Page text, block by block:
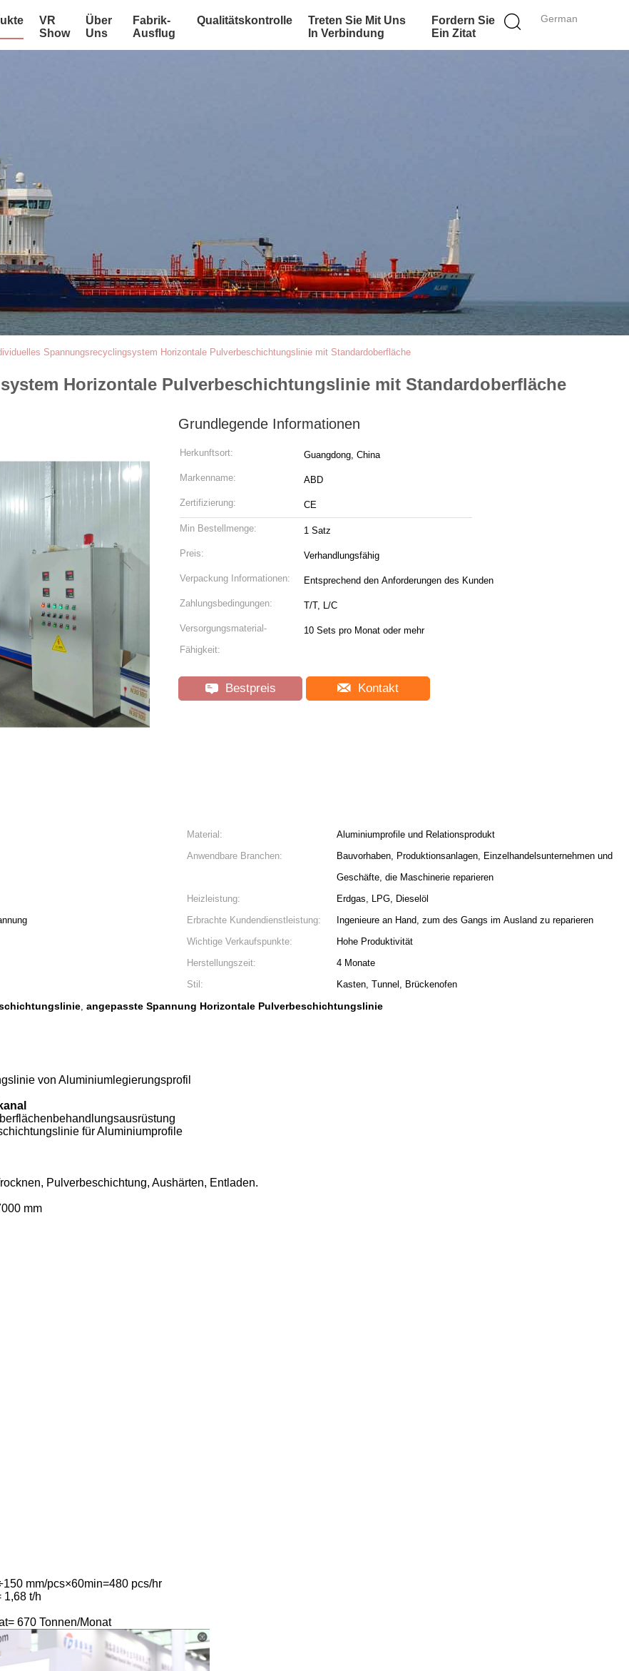
German
VR
Show
Über
Uns
Fabrik-
Ausflug
Qualitätskontrolle
Treten Sie Mit Uns
In Verbindung
Fordern Sie
Ein Zitat
Spannungsrecyclingsystem Horizontale Pulverbeschichtungslinie mit Standardoberfläche
Horizontale Pulverbeschichtungslinie mit Standardoberfläche
Grundlegende Informationen
Herkunftsort: Guangdong, China
Markenname: ABD
Zertifizierung: CE
Min Bestellmenge: 1 Satz
Preis: Verhandlungsfähig
Verpackung Informationen: Entsprechend den Anforderungen des Kunden
Zahlungsbedingungen: T/T, L/C
Versorgungsmaterial-
Fähigkeit:
10 Sets pro Monat oder mehr
Bestpreis Kontakt
Material:
Aluminiumprofile und Relationsprodukt
Anwendbare Branchen:
Bauvorhaben, Produktionsanlagen, Einzelhandelsunternehmen und
Geschäfte, die Maschinerie reparieren
Heizleistung:
Erdgas, LPG, Dieselöl
Erbrachte Kundendienstleistung:
Ingenieure an Hand, zum des Gangs im Ausland zu reparieren
Wichtige Verkaufspunkte:
Hohe Produktivität
Herstellungszeit:
4 Monate
Stil:
Kasten, Tunnel, Brückenofen
, angepasste Spannung Horizontale Pulverbeschichtungslinie
von Aluminiumlegierungsprofil
für Aluminiumprofile
Pulverbeschichtung, Aushärten, Entladen.
mm
mm/pcs×60min=480 pcs/hr
1,68 t/h
670 Tonnen/Monat